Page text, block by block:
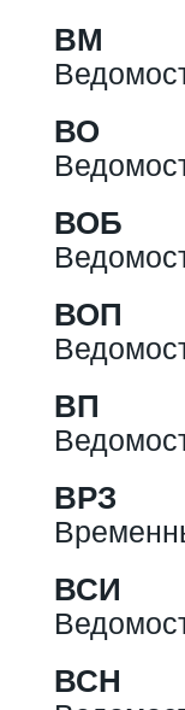
ВМ
ВО
ВОБ
ВОП
ВП
ВРЗ
ВСИ
ВСН